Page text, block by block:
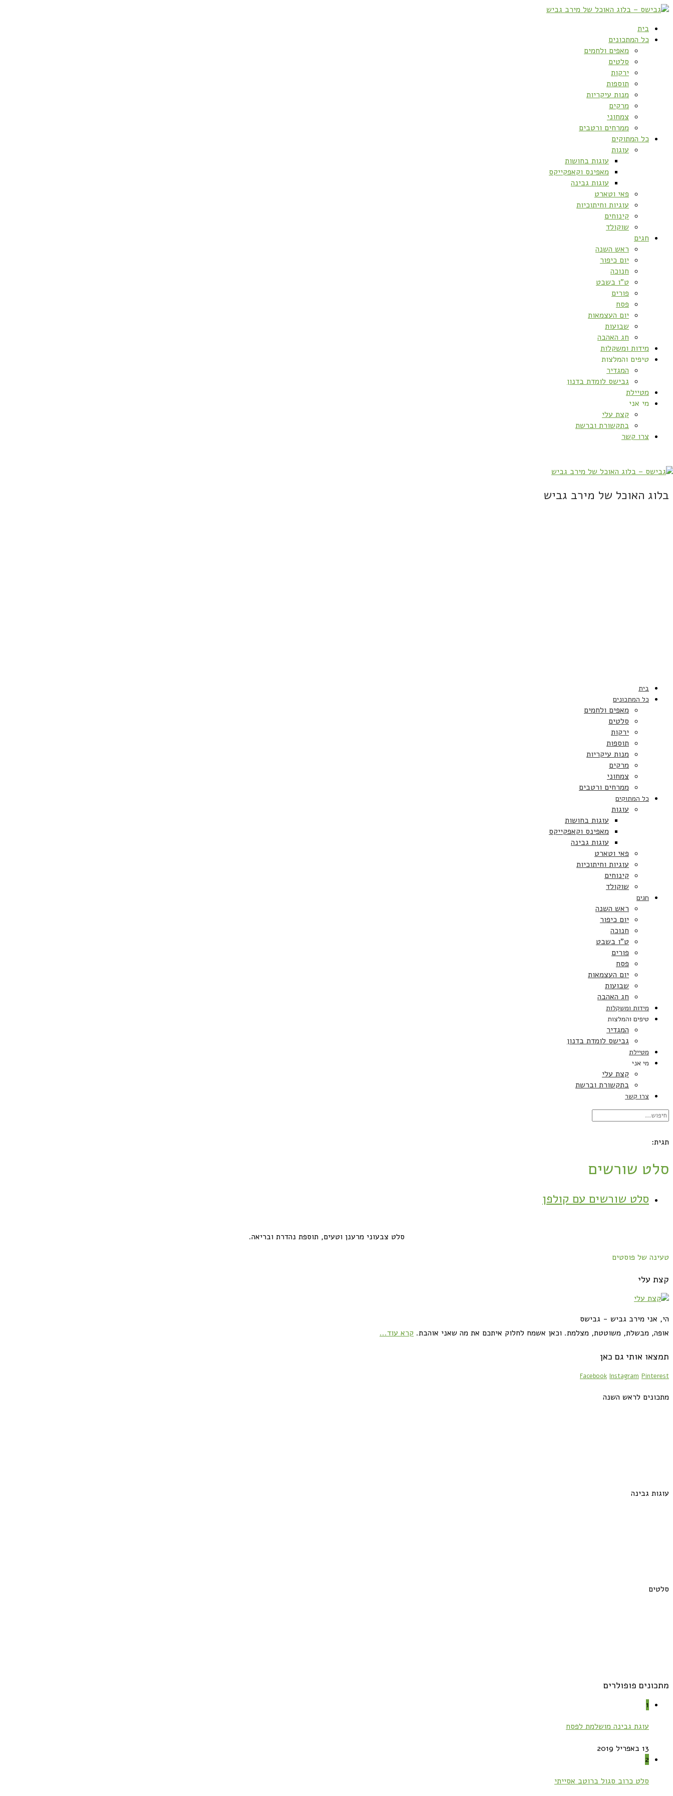
בית
כל המתכונים
מאפים ולחמים
סלטים
ירקות
תוספות
מנות עיקריות
מרקים
צמחוני
ממרחים ורטבים
כל המתוקים
עוגות
עוגות בחושות
מאפינס וקאפקייקס
עוגות גבינה
פאי וטארט
עוגיות וחיתוכיות
קינוחים
שוקולד
חגים
ראש השנה
יום כיפור
חנוכה
ט”ו בשבט
פורים
פסח
יום העצמאות
שבועות
חג האהבה
מידות ומשקלות
טיפים והמלצות
המגדיר
גבישס לומדת בדנון
מטיילת
מי אני
קצת עלי
בתקשורת וברשת
צרו קשר
בלוג האוכל של מירב גביש
בית
כל המתכונים
מאפים ולחמים
סלטים
ירקות
תוספות
מנות עיקריות
מרקים
צמחוני
ממרחים ורטבים
כל המתוקים
עוגות
עוגות בחושות
מאפינס וקאפקייקס
עוגות גבינה
פאי וטארט
עוגיות וחיתוכיות
קינוחים
שוקולד
חגים
ראש השנה
יום כיפור
חנוכה
ט”ו בשבט
פורים
פסח
יום העצמאות
שבועות
חג האהבה
מידות ומשקלות
טיפים והמלצות
המגדיר
גבישס לומדת בדנון
מטיילת
מי אני
קצת עלי
בתקשורת וברשת
צרו קשר
תגית:
סלט שורשים
סלט שורשים עם קולפן
סלט צבעוני מרענן וטעים, תוספת נהדרת ובריאה.
טעינה של פוסטים
קצת עלי
הי, אני מירב גביש - גבישס
אופה, מבשלת, משוטטת, מצלמת. וכאן אשמח לחלוק איתכם את מה שאני אוהבת. קרא עוד...
תמצאו אותי גם כאן
Facebook Instagram Pinterest
מתכונים לראש השנה
עוגות גבינה
סלטים
מתכונים פופולרים
1
עוגת גבינה מושלמת לפסח
13 באפריל 2019
2
סלט כרוב סגול ברוטב אסייתי